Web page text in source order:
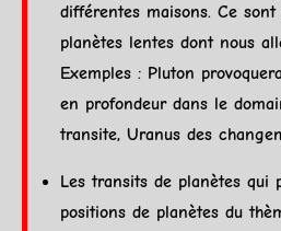
différentes maisons. Ce
planètes lentes dont nous
Exemples : Pluton
en profondeur dans le
transite, Uranus des
Lestransits de planètes qui
positions de planètes du